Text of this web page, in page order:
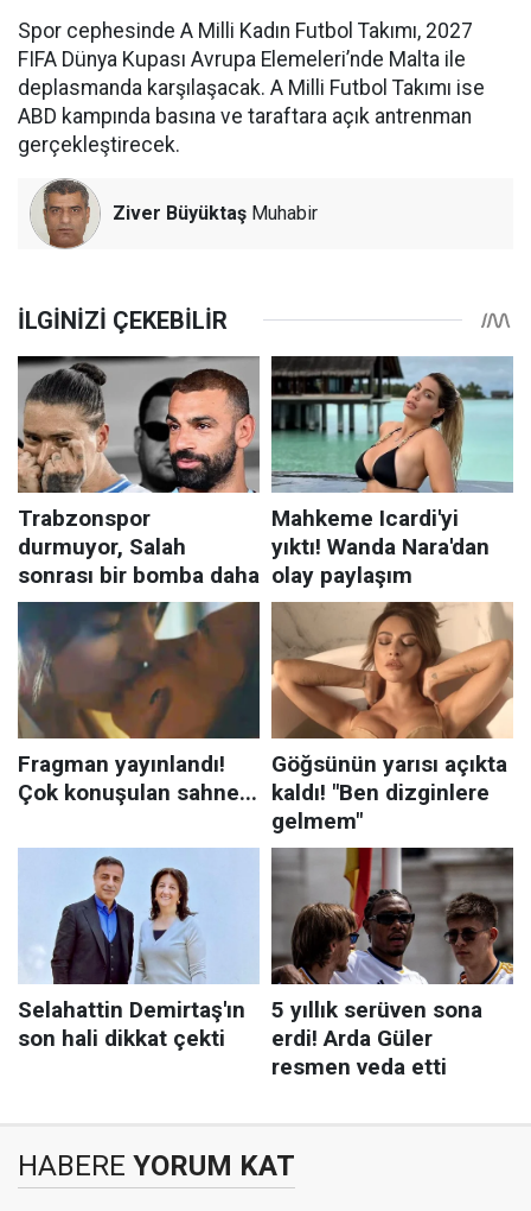
Spor cephesinde A Milli Kadın Futbol Takımı, 2027
FIFA Dünya Kupası Avrupa Elemeleri’nde Malta ile
deplasmanda karşılaşacak. A Milli Futbol Takımı ise
ABD kampında basına ve taraftara açık antrenman
gerçekleştirecek.
Ziver Büyüktaş Muhabir
HABERE YORUM KAT